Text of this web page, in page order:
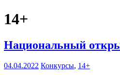
14+
Национальный
04.04.2022 Конкурсы, 14+